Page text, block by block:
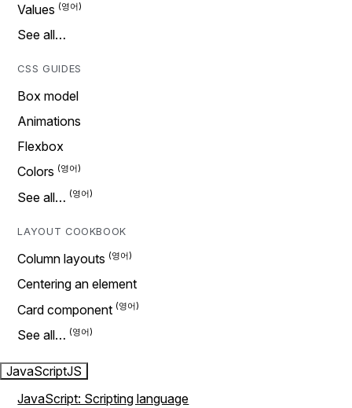
Values
See all…
CSS GUIDES
Box model
Animations
Flexbox
Colors
See all…
LAYOUT COOKBOOK
Column layouts
Centering an element
Card component
See all…
JavaScriptJS
JavaScript: Scripting language